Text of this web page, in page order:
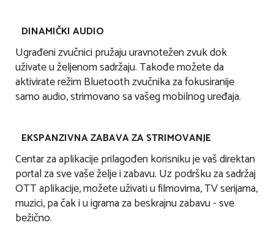
DINAMIČKI AUDIO
Ugrađeni zvučnici pružaju uravnotežen zvuk dok
uživate u željenom sadržaju. Takođe možete da
aktivirate režim Bluetooth zvučnika za fokusiranije
samo audio, strimovano sa vašeg mobilnog uređaja.
EKSPANZIVNA ZABAVA ZA STRIMOVANJE
Centar za aplikacije prilagođen korisniku je vaš direktan
portal za sve vaše želje i zabavu. Uz podršku za sadržaj
OTT aplikacije, možete uživati u filmovima, TV serijama,
muzici, pa čak i u igrama za beskrajnu zabavu - sve
bežično.